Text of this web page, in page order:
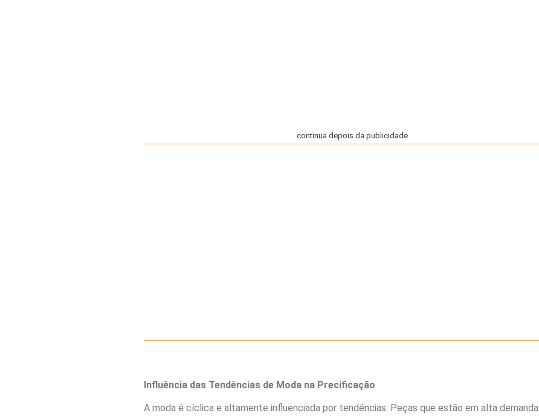
continua depois da publicidade
Influência das Tendências de Moda na Precificação
A moda é cíclica e altamente influenciada por tendências. Peças que estão em alta demanda